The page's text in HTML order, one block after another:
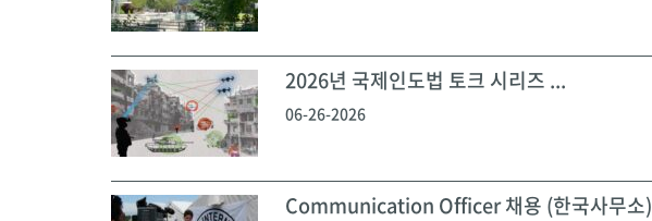
2026년 국제인도법 토크 시리즈 ...
06-26-2026
Communication Officer 채용 (한국사무소)